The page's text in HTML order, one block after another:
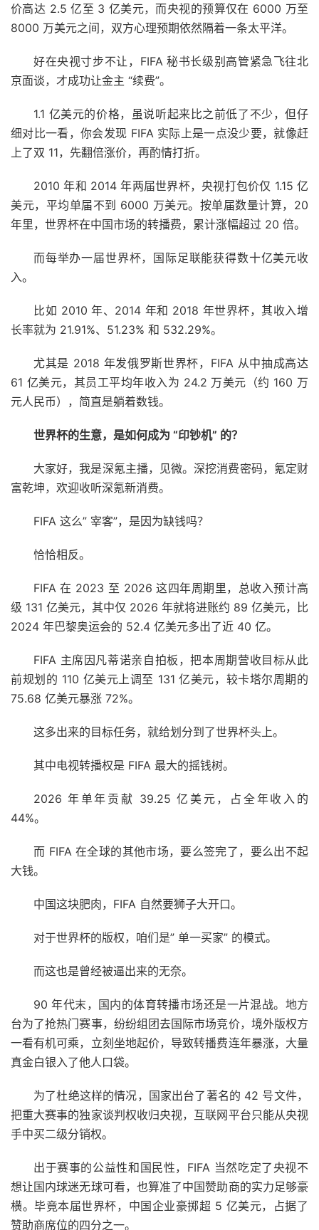
价高达 2.5 亿至 3 亿美元，而央视的预算仅在 6000 万至
8000 万美元之间，双方心理预期依然隔着一条太平洋。
好在央视寸步不让，FIFA 秘书长级别高管紧急飞往北
京面谈，才成功让金主 “续费”。
1.1 亿美元的价格，虽说听起来比之前低了不少，但仔
细对比一看，你会发现 FIFA 实际上是一点没少要，就像赶
上了双 11，先翻倍涨价，再酌情打折。
2010 年和 2014 年两届世界杯，央视打包价仅 1.15 亿
美元，平均单届不到 6000 万美元。按单届数量计算，20
年里，世界杯在中国市场的转播费，累计涨幅超过 20 倍。
而每举办一届世界杯，国际足联能获得数十亿美元收
入。
比如 2010 年、2014 年和 2018 年世界杯，其收入增
长率就为 21.91%、51.23% 和 532.29%。
尤其是 2018 年发俄罗斯世界杯，FIFA 从中抽成高达
61 亿美元，其员工平均年收入为 24.2 万美元（约 160 万
元人民币），简直是躺着数钱。
世界杯的生意，是如何成为 “印钞机” 的？
大家好，我是深氪主播，见微。深挖消费密码，氪定财
富乾坤，欢迎收听深氪新消费。
FIFA 这么” 宰客”，是因为缺钱吗？
恰恰相反。
FIFA 在 2023 至 2026 这四年周期里，总收入预计高
级 131 亿美元，其中仅 2026 年就将进账约 89 亿美元，比
2024 年巴黎奥运会的 52.4 亿美元多出了近 40 亿。
FIFA 主席因凡蒂诺亲自拍板，把本周期营收目标从此
前规划的 110 亿美元上调至 131 亿美元，较卡塔尔周期的
75.68 亿美元暴涨 72%。
这多出来的目标任务，就给划分到了世界杯头上。
其中电视转播权是 FIFA 最大的摇钱树。
2026 年单年贡献 39.25 亿美元，占全年收入的
44%。
而 FIFA 在全球的其他市场，要么签完了，要么出不起
大钱。
中国这块肥肉，FIFA 自然要狮子大开口。
对于世界杯的版权，咱们是” 单一买家” 的模式。
而这也是曾经被逼出来的无奈。
90 年代末，国内的体育转播市场还是一片混战。地方
台为了抢热门赛事，纷纷组团去国际市场竞价，境外版权方
一看有机可乘，立刻坐地起价，导致转播费连年暴涨，大量
真金白银入了他人口袋。
为了杜绝这样的情况，国家出台了著名的 42 号文件，
把重大赛事的独家谈判权收归央视，互联网平台只能从央视
手中买二级分销权。
出于赛事的公益性和国民性，FIFA 当然吃定了央视不
想让国内球迷无球可看，也算准了中国赞助商的实力足够豪
横。毕竟本届世界杯，中国企业豪掷超 5 亿美元，占据了
赞助商席位的四分之一。